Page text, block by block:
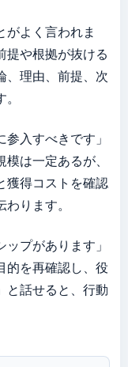
がよく言われま
提や根拠が抜ける
、理由、前提、次
入すべきです」
は一定あるが、
獲得コストを確認
ります。
プがあります」
的を再確認し、役
と話せると、行動